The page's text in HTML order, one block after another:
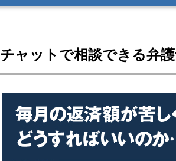
チャットで相談できる弁